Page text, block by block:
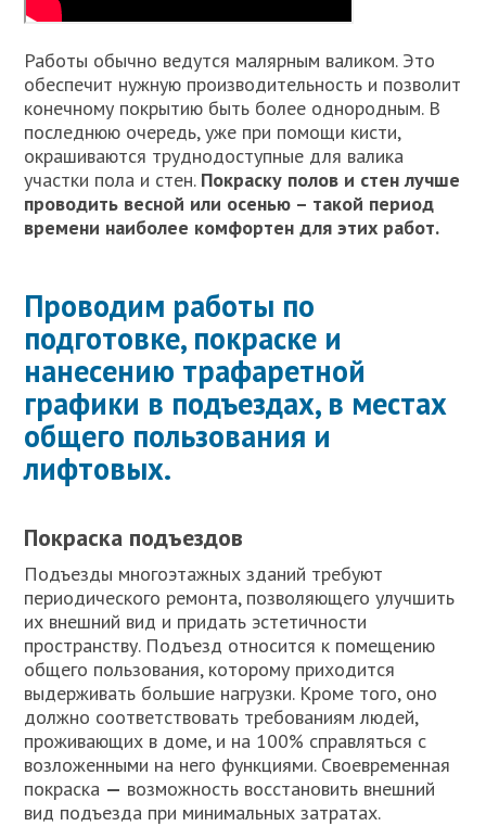
Работы обычно ведутся малярным валиком. Это
обеспечит нужную производительность и позволит
конечному покрытию быть более однородным. В
последнюю очередь, уже при помощи кисти,
окрашиваются труднодоступные для валика
участки пола и стен. Покраску полов и стен лучше
проводить весной или осенью – такой период
времени наиболее комфортен для этих работ.
Проводим работы по
подготовке, покраске и
нанесению трафаретной
графики в подъездах, в местах
общего пользования и
лифтовых.
Покраска подъездов
Подъезды многоэтажных зданий требуют
периодического ремонта, позволяющего улучшить
их внешний вид и придать эстетичности
пространству. Подъезд относится к помещению
общего пользования, которому приходится
выдерживать большие нагрузки. Кроме того, оно
должно соответствовать требованиям людей,
проживающих в доме, и на 100% справляться с
возложенными на него функциями. Своевременная
покраска — возможность восстановить внешний
вид подъезда при минимальных затратах.